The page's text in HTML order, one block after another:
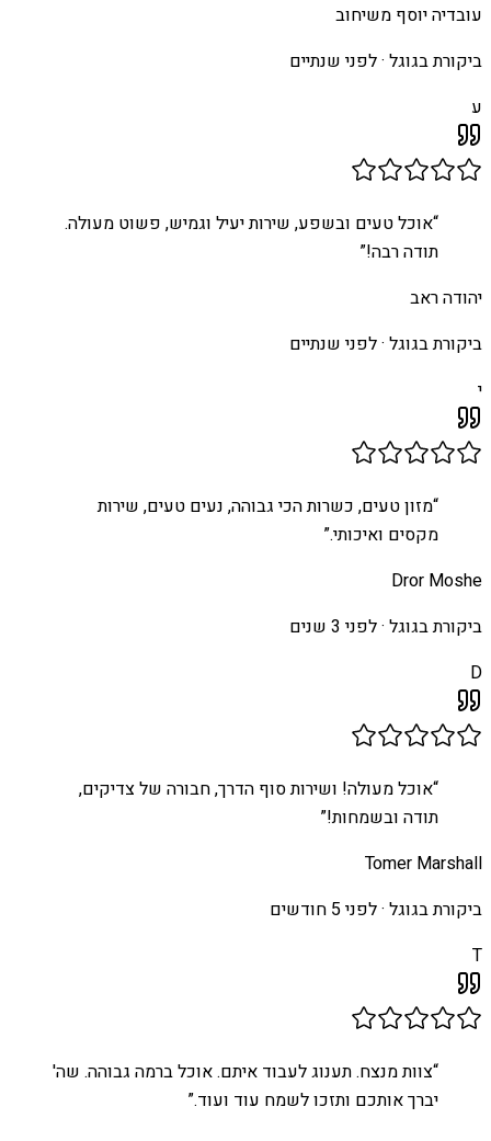
עובדיה יוסף משיחוב
ביקורת בגוגל ·לפני שנתיים
ע
“אוכל טעים ובשפע, שירות יעיל וגמיש, פשוט מעולה.
תודה רבה!”
יהודה ראב
ביקורת בגוגל ·לפני שנתיים
י
“מזון טעים, כשרות הכי גבוהה, נעים טעים, שירות
מקסים ואיכותי.”
Dror Moshe
ביקורת בגוגל ·לפני 3 שנים
D
“אוכל מעולה! ושירות סוף הדרך, חבורה של צדיקים,
תודה ובשמחות!”
Tomer Marshall
ביקורת בגוגל ·לפני 5 חודשים
T
“צוות מנצח. תענוג לעבוד איתם. אוכל ברמה גבוהה. שה'
יברך אותכם ותזכו לשמח עוד ועוד.”